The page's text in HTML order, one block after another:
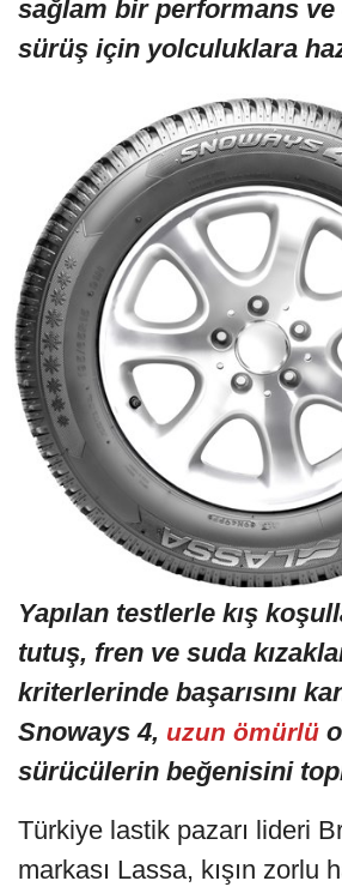
sağlam bir performans
sürüş için yolculuklara
Yapılan testlerle kış
tutuş, fren ve suda
kriterlerinde başarısını
Snoways 4, uzun ömürlü
sürücülerin beğenisini
Türkiye lastik pazarı lideri
markası Lassa, kışın zorlu